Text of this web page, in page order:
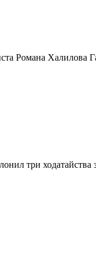
Романа
три ходатайства